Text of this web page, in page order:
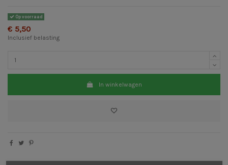
Op voorraad
€ 5,50
Inclusief belasting
In winkelwagen